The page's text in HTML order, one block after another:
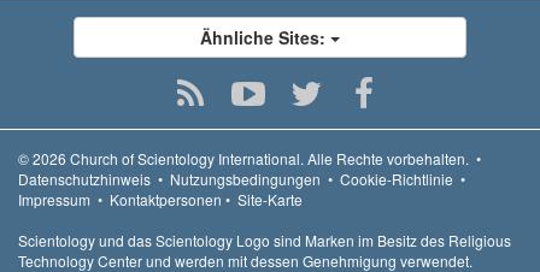
Ähnliche Sites:
© 2026 Church of Scientology International. Alle Rechte vorbehalten. •
Datenschutzhinweis • Nutzungsbedingungen • Cookie-Richtlinie •
Impressum • Kontaktpersonen • Site-Karte
Scientology und das Scientology Logo sind Marken im Besitz des Religious
Technology Center und werden mit dessen Genehmigung verwendet.